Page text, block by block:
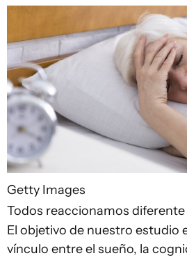
Getty Images
Todos reaccionamos diferente
El objetivo de nuestro estudio
vínculo entre el sueño, la